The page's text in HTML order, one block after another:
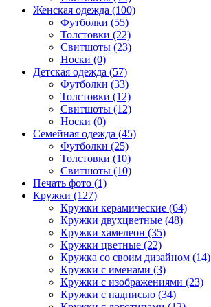
Женская одежда (100)
Футболки (55)
Толстовки (22)
Свитшоты (23)
Носки (0)
Детская одежда (57)
Футболки (33)
Толстовки (12)
Свитшоты (12)
Носки (0)
Семейная одежда (45)
Футболки (25)
Толстовки (10)
Свитшоты (10)
Печать фото (1)
Кружки (127)
Кружки керамические (64)
Кружки двухцветные (48)
Кружки хамелеон (35)
Кружки цветные (22)
Кружка со своим дизайном (14)
Кружки с именами (3)
Кружки с изображениями (23)
Кружки с надписью (34)